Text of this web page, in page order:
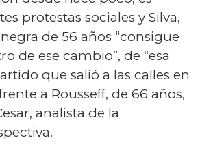
protestas sociales y Silva,
de 56 años “consigue
de ese cambio”, de “esa
que salió a las calles en
a Rousseff, de 66 años,
analista de la